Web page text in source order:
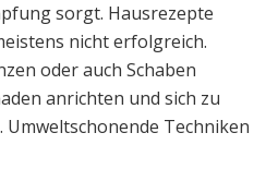
sorgt. Hausrezepte
nicht erfolgreich.
oder auch Schaben
anrichten und sich zu
Umweltschonende Techniken